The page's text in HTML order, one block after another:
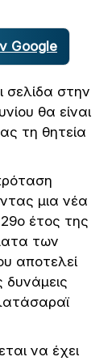
Google
σελίδα στην
θα είναι
τη θητεία
μια νέα
έτος της
των
αποτελεί
δυνάμεις
να έχει